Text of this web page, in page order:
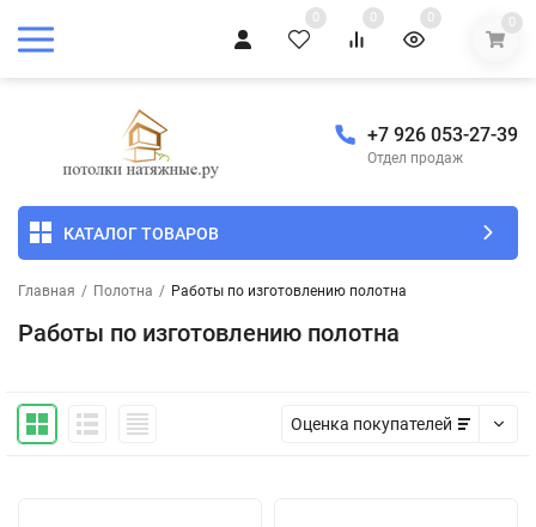
0 0 0 0
+7 926 053-27-39
Отдел продаж
КАТАЛОГ ТОВАРОВ
Главная / Полотна / Работы по изготовлению полотна
Работы по изготовлению полотна
Оценка покупателей